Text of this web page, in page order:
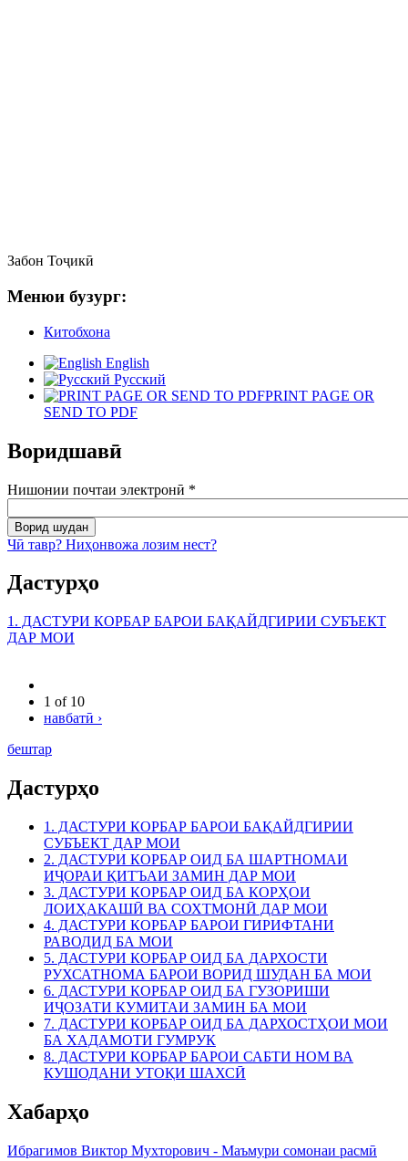
Забон Тоҷикӣ
Менюи бузург:
Китобхона
English
Русский
PRINT PAGE OR
SEND TO PDF
Воридшавӣ
Нишонии почтаи электронӣ *
Чӣ тавр? Ниҳонвожа лозим нест?
Дастурҳо
1. ДАСТУРИ КОРБАР БАРОИ БАҚАЙДГИРИИ СУБЪЕКТ
ДАР МОИ
1 of 10
навбатӣ ›
бештар
Дастурҳо
1. ДАСТУРИ КОРБАР БАРОИ БАҚАЙДГИРИИ
СУБЪЕКТ ДАР МОИ
2. ДАСТУРИ КОРБАР ОИД БА ШАРТНОМАИ
ИҶОРАИ ҚИТЪАИ ЗАМИН ДАР МОИ
3. ДАСТУРИ КОРБАР ОИД БА КОРҲОИ
ЛОИҲАКАШӢ ВА СОХТМОНӢ ДАР МОИ
4. ДАСТУРИ КОРБАР БАРОИ ГИРИФТАНИ
РАВОДИД БА МОИ
5. ДАСТУРИ КОРБАР ОИД БА ДАРХОСТИ
РУХСАТНОМА БАРОИ ВОРИД ШУДАН БА МОИ
6. ДАСТУРИ КОРБАР ОИД БА ГУЗОРИШИ
ИҶОЗАТИ КУМИТАИ ЗАМИН БА МОИ
7. ДАСТУРИ КОРБАР ОИД БА ДАРХОСТҲОИ МОИ
БА ХАДАМОТИ ГУМРУК
8. ДАСТУРИ КОРБАР БАРОИ САБТИ НОМ ВА
КУШОДАНИ УТОҚИ ШАХСӢ
Хабарҳо
Ибрагимов Виктор Мухторович - Маъмури сомонаи расмӣ